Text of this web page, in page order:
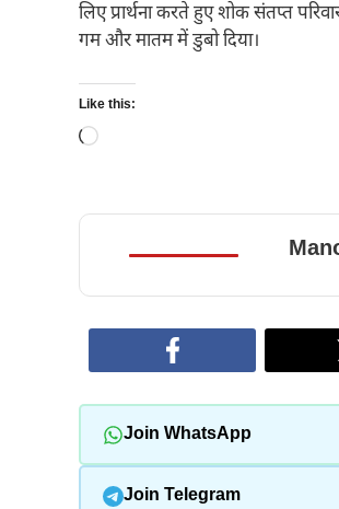
लिए प्रार्थना करते हुए शोक संतप्त
गम और मातम में डुबो दिया।
Like this:
Loading…
Join WhatsApp
Join Telegram